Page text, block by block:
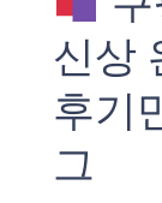
신상
후기
그